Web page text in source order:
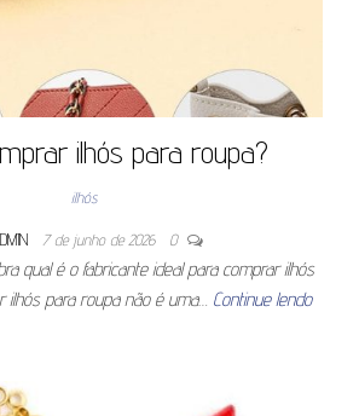
ilhós para roupa?
ilhós
7 de junho de 2026 0
qual é o fabricante ideal para comprar ilhós
ilhós para roupa não é uma… Continue lendo